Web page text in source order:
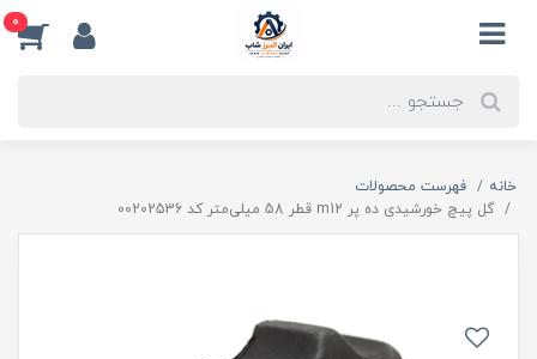
0
خانه
فهرست محصولات
گل پیچ خورشیدی ده پر m12 قطر 58 میلی‌متر کد 00202536